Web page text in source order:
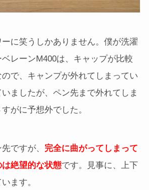
に笑うしかありません。僕が洗濯
レーンM400は、キャップが比較
で、キャンプが外れてしまってい
ましたが、ペン先まで外れてしま
がに予想外でした。
ですが、 完全に曲がってしまって
絶望的な状態です。見事に、上下
ます。